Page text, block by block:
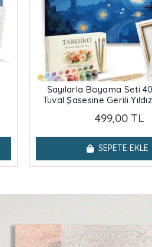
Sayılarla Boyama Seti
Tuval Şasesine Gerili
499,00 TL
SEPETE EKLE